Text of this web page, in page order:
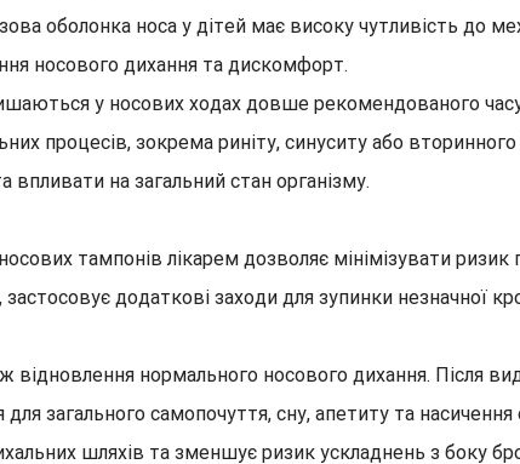
оболонка носа у дітей має високу чутливість до
носового дихання та дискомфорт.
у носових ходах довше рекомендованого
процесів, зокрема риніту, синуситу або
впливати на загальний стан організму.
тампонів лікарем дозволяє мінімізувати
застосовує додаткові заходи для зупинки незначної
нормального носового дихання. Після
для загального самопочуття, сну, апетиту та
шляхів та зменшує ризик ускладнень з боку